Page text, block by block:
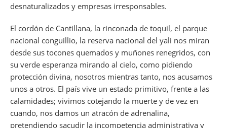
desnaturalizados y empresas irresponsables.
El cordón de Cantillana, la rinconada de toquil, el parque
nacional conguillio, la reserva nacional del yali nos miran
desde sus tocones quemados y muñones renegridos, con
su verde esperanza mirando al cielo, como pidiendo
protección divina, nosotros mientras tanto, nos acusamos
unos a otros. El país vive un estado primitivo, frente a las
calamidades; vivimos cotejando la muerte y de vez en
cuando, nos damos un atracón de adrenalina,
pretendiendo sacudir la incompetencia administrativa y